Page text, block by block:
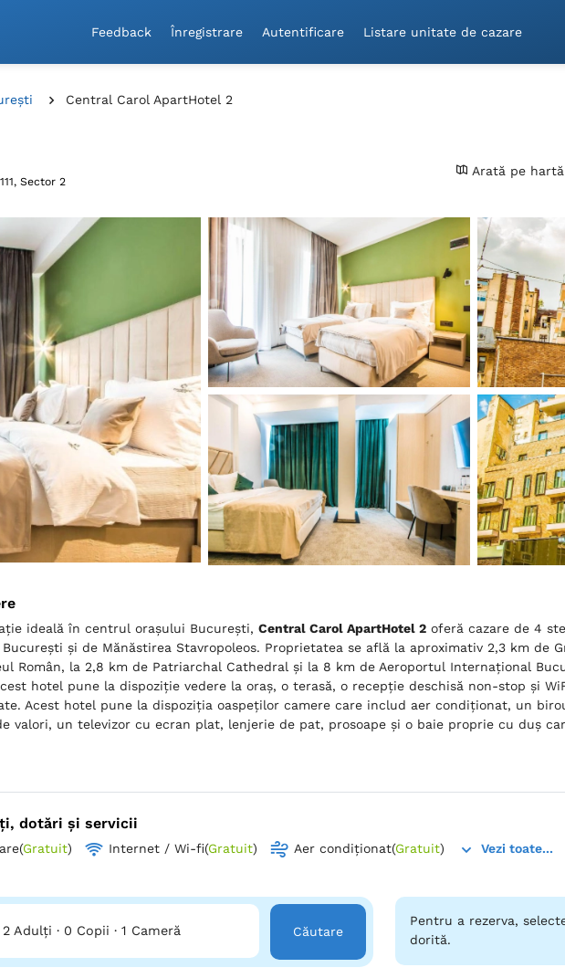
Feedback
Înregistrare Autentificare Listare unitate de cazare
Central Carol ApartHotel 2
Sector 2
Arată pe hartă
ideală în centrul orașului București, Central Carol ApartHotel 2 oferă cazare de 4
și de Mănăstirea Stavropoleos. Proprietatea se află la aproximativ 2,3 km de
Român, la 2,8 km de Patriarchal Cathedral și la 8 km de Aeroportul Internațional
hotel pune la dispoziție vedere la oraș, o terasă, o recepție deschisă non-stop și
Acest hotel pune la dispoziția oaspeților camere care includ aer condiționat, un
valori, un televizor cu ecran plat, lenjerie de pat, prosoape și o baie proprie cu duș
dotări și servicii
(Gratuit) Internet / Wi-fi(Gratuit) Aer condiționat(Gratuit) Vezi toate...
2 Adulți· 0 Copii ·1 Cameră Căutare
Pentru a rezerva,
dorită.